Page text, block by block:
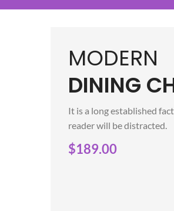
MODERN
DINING
It is a long established
reader will be distracted.
$189.00